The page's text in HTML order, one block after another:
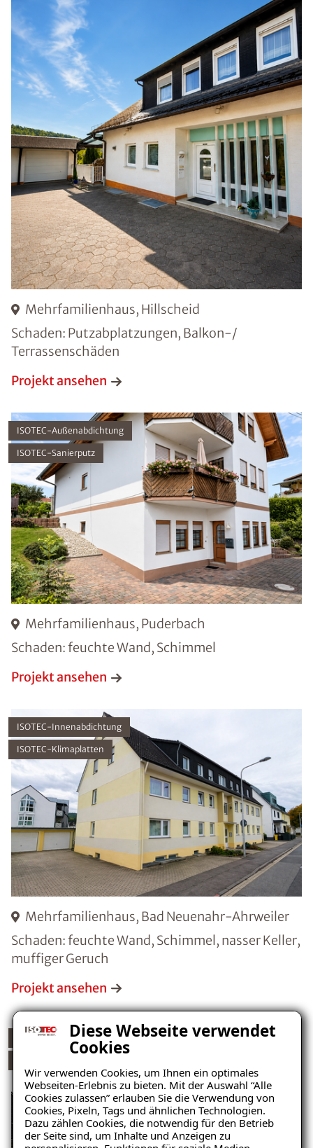
Diese Webseite verwendet
Cookies
Wir verwenden Cookies, um Ihnen ein optimales
Webseiten-Erlebnis zu bieten. Mit der Auswahl “Alle
Cookies zulassen” erlauben Sie die Verwendung von
Cookies, Pixeln, Tags und ähnlichen Technologien.
Dazu zählen Cookies, die notwendig für den Betrieb
der Seite sind, um Inhalte und Anzeigen zu
Mehrfamilienhaus, Hillscheid
Schaden: Putzabplatzungen, Balkon-/
Terrassenschäden
Projekt ansehen
Mehrfamilienhaus, Puderbach
Schaden: feuchte Wand, Schimmel
ISOTEC-Außenabdichtung
ISOTEC-Sanierputz
Projekt ansehen
Mehrfamilienhaus, Bad Neuenahr-Ahrweiler
Schaden: feuchte Wand, Schimmel, nasser Keller,
muffiger Geruch
ISOTEC-Innenabdichtung
ISOTEC-Klimaplatten
Projekt ansehen
ISOTEC-Horizontalsperre